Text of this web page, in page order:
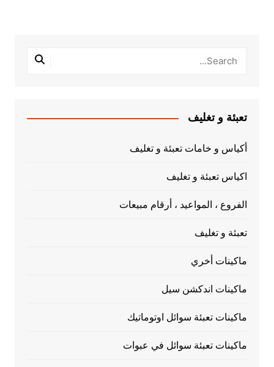
تعبئة و تغليف
أكياس و خامات تعبئة و تغليف
اكياس تعبئة و تغليف
الفروع ، المواعيد ، أرقام مبيعات
تعبئة و تغليف
ماكينات أخري
ماكينات اندكشن سيل
ماكينات تعبئة سوائل اوتوماتيك
ماكينات تعبئة سوائل في عبوات